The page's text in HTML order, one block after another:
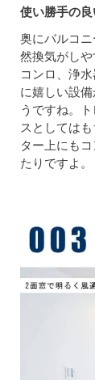
使い勝手の
奥にバルコ
然換気がし
コンロ、浄
に嬉しい設
うですね。
スとしては
ター上にも
たりですよ。